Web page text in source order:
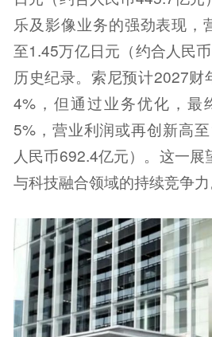
乐及影像业务的强劲表现，
至1.45万亿日元（约合人民
历史纪录。索尼预计2027财
4%，但通过业务优化，最
5%，营业利润或再创新高
人民币692.4亿元）。这一
与科技融合领域的持续竞争力